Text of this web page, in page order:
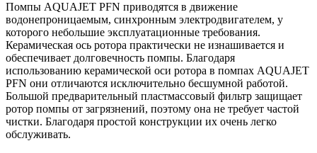
Помпы AQUAJET PFN приводятся в движение
водонепроницаемым, синхронным электродвигателем, у
которого небольшие эксплуатационные требования.
Керамическая ось ротора практически не изнашивается и
обеспечивает долговечность помпы. Благодаря
использованию керамической оси ротора в помпах AQUAJET
PFN они отличаются исключительно бесшумной работой.
Большой предварительный пластмассовый фильтр защищает
ротор помпы от загрязнений, поэтому она не требует частой
чистки. Благодаря простой конструкции их очень легко
обслуживать.